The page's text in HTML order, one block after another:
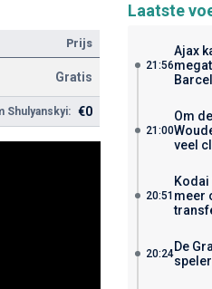
Prijs
Gratis
Shulyanskyi: €0
Laatste
21:56
Ajax
21:00
Om
veel
20:51
Kodai
meer
20:24De